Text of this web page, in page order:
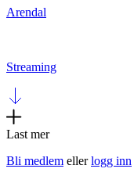
Arendal
Streaming
Last mer
Bli medlem ellerlogg inn